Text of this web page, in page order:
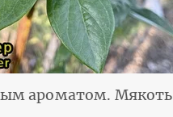
ароматом. Мякоть